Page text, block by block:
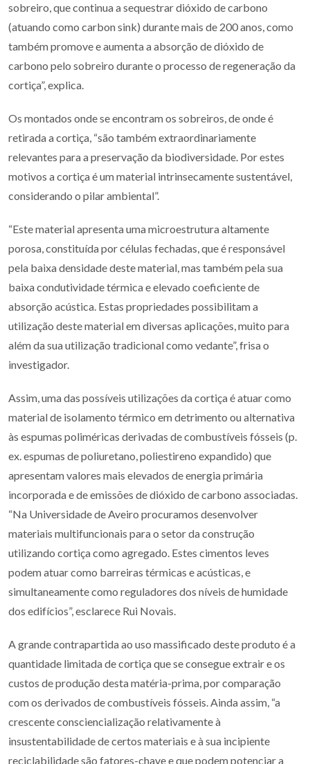
sobreiro, que continua a sequestrar dióxido de carbono
(atuando como carbon sink) durante mais de 200 anos, como
também promove e aumenta a absorção de dióxido de
carbono pelo sobreiro durante o processo de regeneração da
cortiça”, explica.
Os montados onde se encontram os sobreiros, de onde é
retirada a cortiça, “são também extraordinariamente
relevantes para a preservação da biodiversidade. Por estes
motivos a cortiça é um material intrinsecamente sustentável,
considerando o pilar ambiental”.
“Este material apresenta uma microestrutura altamente
porosa, constituída por células fechadas, que é responsável
pela baixa densidade deste material, mas também pela sua
baixa condutividade térmica e elevado coeficiente de
absorção acústica. Estas propriedades possibilitam a
utilização deste material em diversas aplicações, muito para
além da sua utilização tradicional como vedante”, frisa o
investigador.
Assim, uma das possíveis utilizações da cortiça é atuar como
material de isolamento térmico em detrimento ou alternativa
às espumas poliméricas derivadas de combustíveis fósseis (p.
ex. espumas de poliuretano, poliestireno expandido) que
apresentam valores mais elevados de energia primária
incorporada e de emissões de dióxido de carbono associadas.
“Na Universidade de Aveiro procuramos desenvolver
materiais multifuncionais para o setor da construção
utilizando cortiça como agregado. Estes cimentos leves
podem atuar como barreiras térmicas e acústicas, e
simultaneamente como reguladores dos níveis de humidade
dos edifícios”, esclarece Rui Novais.
A grande contrapartida ao uso massificado deste produto é a
quantidade limitada de cortiça que se consegue extrair e os
custos de produção desta matéria-prima, por comparação
com os derivados de combustíveis fósseis. Ainda assim, “a
crescente consciencialização relativamente à
insustentabilidade de certos materiais e à sua incipiente
reciclabilidade são fatores-chave e que podem potenciar a